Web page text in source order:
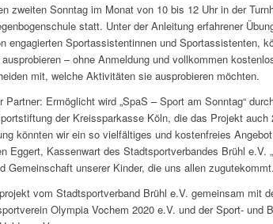
zweiten Sonntag im Monat von 10 bis 12 Uhr in der
statt. Unter der Anleitung erfahrener
engagierten Sportassistentinnen und Sportassistenten,
– ohne Anmeldung und vollkommen
mit, welche Aktivitäten sie ausprobieren möchten.
Ermöglicht wird „SpaS – Sport am Sonntag“
der Kreissparkasse Köln, die das Projekt auch
könnten wir ein so vielfältiges und kostenfreies
Eggert, Kassenwart des Stadtsportverbandes Brühl e.V.
Gemeinschaft unserer Kinder, die uns allen
vom Stadtsportverband Brühl e.V. gemeinsam mit
Olympia Vochem 2020 e.V. und der Sport- und